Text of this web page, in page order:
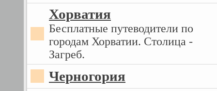
Хорватия
Бесплатные путеводители по
городам Хорватии. Столица -
Загреб.
Черногория